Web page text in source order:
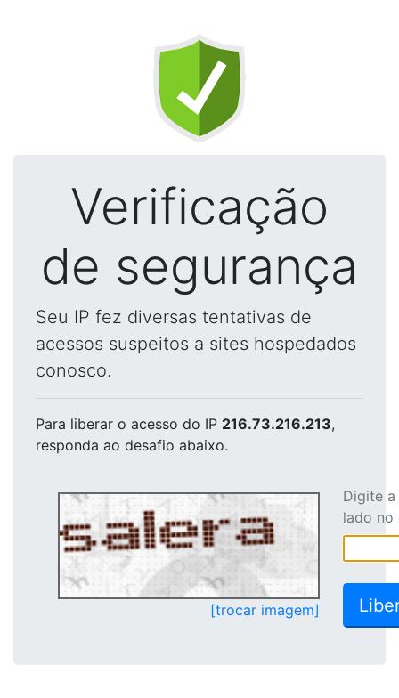
Verificação
de segurança
Seu IP fez diversas tentativas de
acessos suspeitos a sites hospedados
conosco.
Para liberar o acesso do IP 216.73.216.213,
responda ao desafio abaixo.
[trocar imagem]
Digite
lado no